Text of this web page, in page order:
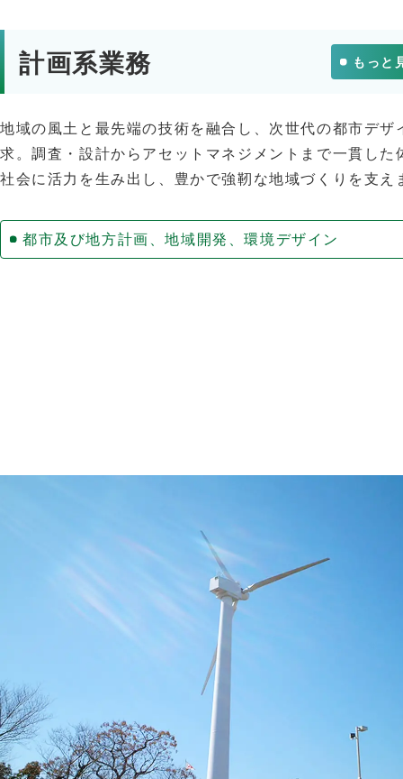
計画系業務 もっと
地域の風土と最先端の技術を融合し、次世代の都市デザ
求。調査・設計からアセットマネジメントまで一貫した
社会に活力を生み出し、豊かで強靭な地域づくりを支え
都市及び地方計画、地域開発、環境デザイン